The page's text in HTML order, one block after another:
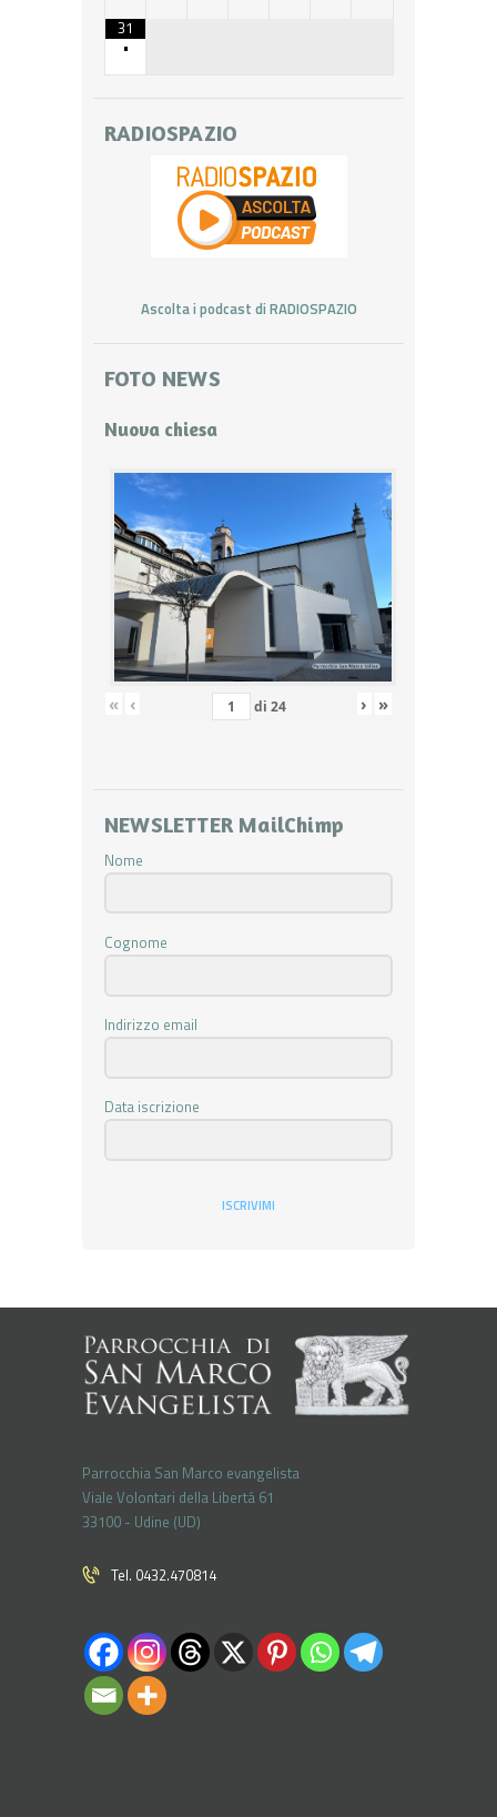
31
•
RADIOSPAZIO
Ascolta i podcast di RADIOSPAZIO
FOTO NEWS
Nuova chiesa
« ‹ di 24 › »
NEWSLETTER MailChimp
Nome
Cognome
Indirizzo email
Data iscrizione
ISCRIVIMI
Parrocchia San Marco evangelista
Viale Volontari della Libertá 61
33100 - Udine (UD)
Tel. 0432.470814